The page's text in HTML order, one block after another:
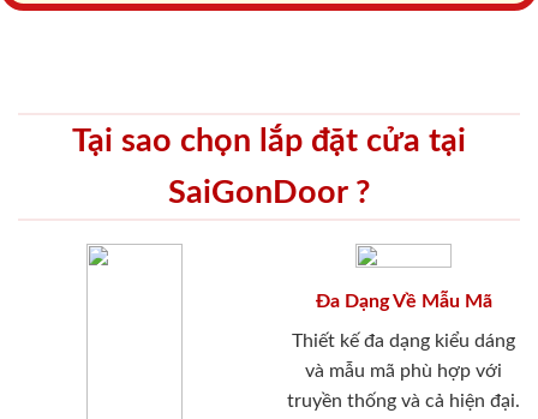
Tại sao chọn lắp đặt cửa tại
SaiGonDoor ?
Đa Dạng Về Mẫu Mã
Thiết kế đa dạng kiểu dáng
và mẫu mã phù hợp với
truyền thống và cả hiện đại.